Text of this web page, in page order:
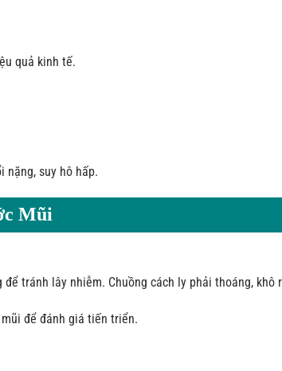
quả kinh tế.
nặng, suy hô hấp.
Mũi
tránh lây nhiễm. Chuồng cách ly phải thoáng, khô
để đánh giá tiến triển.